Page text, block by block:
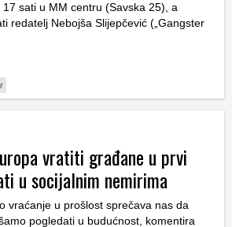
sati u MM centru (Savska 25), a
redatelj Nebojša Slijepčević („Gangster
vratiti građane u prvi
u socijalnim nemirima
vraćanje u prošlost sprečava nas da
pogledati u budućnost, komentira